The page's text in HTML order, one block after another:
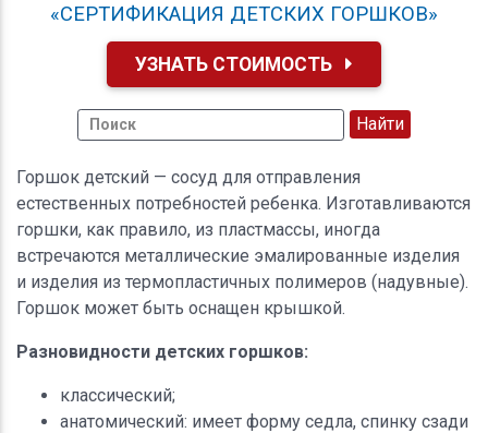
«СЕРТИФИКАЦИЯ ДЕТСКИХ ГОРШКОВ»
УЗНАТЬ СТОИМОСТЬ
Горшок детский — сосуд для отправления
естественных потребностей ребенка. Изготавливаются
горшки, как правило, из пластмассы, иногда
встречаются металлические эмалированные изделия
и изделия из термопластичных полимеров (надувные).
Горшок может быть оснащен крышкой.
Разновидности детских горшков:
классический;
анатомический: имеет форму седла, спинку сзади